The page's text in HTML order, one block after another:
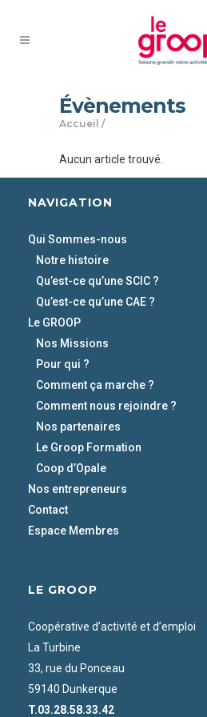
Évènements
Accueil /
Aucun article trouvé.
NAVIGATION
Qui Sommes-nous
Notre histoire
Qu’est-ce qu’une SCIC ?
Qu’est-ce qu’une CAE ?
Le GROOP
Nos Missions
Pour qui ?
Comment ça marche ?
Comment nous rejoindre ?
Nos partenaires
Le Groop Formation
Coop d’Opale
Nos entrepreneurs
Contact
Espace Membres
LE GROOP
Coopérative d’activité et d’emploi
La Turbine
33, rue du Ponceau
59140 Dunkerque
T.03.28.58.33.42